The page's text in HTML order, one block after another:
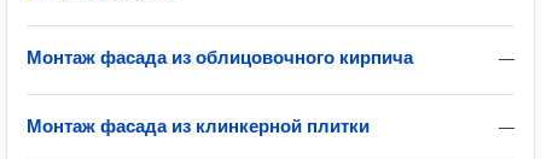
—
Монтаж фасада из облицовочного кирпича
—
Монтаж фасада из клинкерной плитки